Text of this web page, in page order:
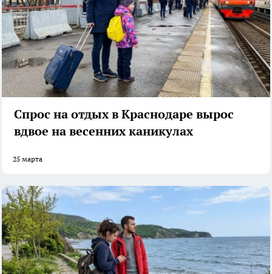
Спрос на отдых в Краснодаре вырос
вдвое на весенних каникулах
25 марта